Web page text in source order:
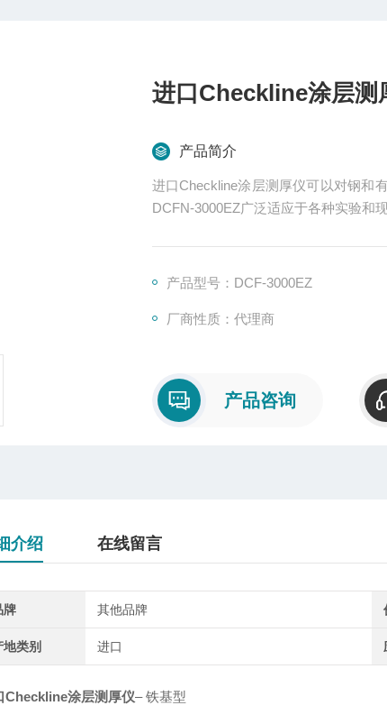
进口Checkline涂层测
产品简介
进口Checkline涂层测厚仪可以对钢和
DCFN-3000EZ广泛适应于各种实验和
产品型号：DCF-3000EZ
厂商性质：代理商
产品咨询
介绍 在线留言
牌 其他品牌
地类别 进口
Checkline涂层测厚仪– 铁基型